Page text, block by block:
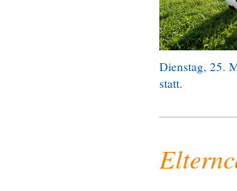
Dienstag, 25.
statt.